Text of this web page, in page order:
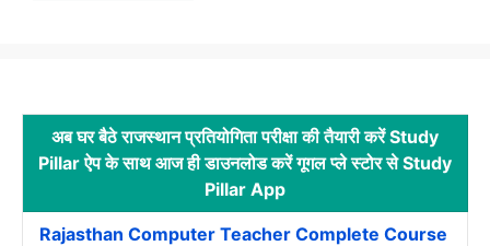
अब घर बैठे राजस्थान प्रतियोगिता परीक्षा की तैयारी करें Study
Pillar ऐप के साथ आज ही डाउनलोड करें गूगल प्ले स्टोर से Study
Pillar App
Rajasthan Computer Teacher Complete Course